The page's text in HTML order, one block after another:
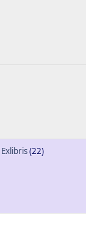
Exlibris(22)